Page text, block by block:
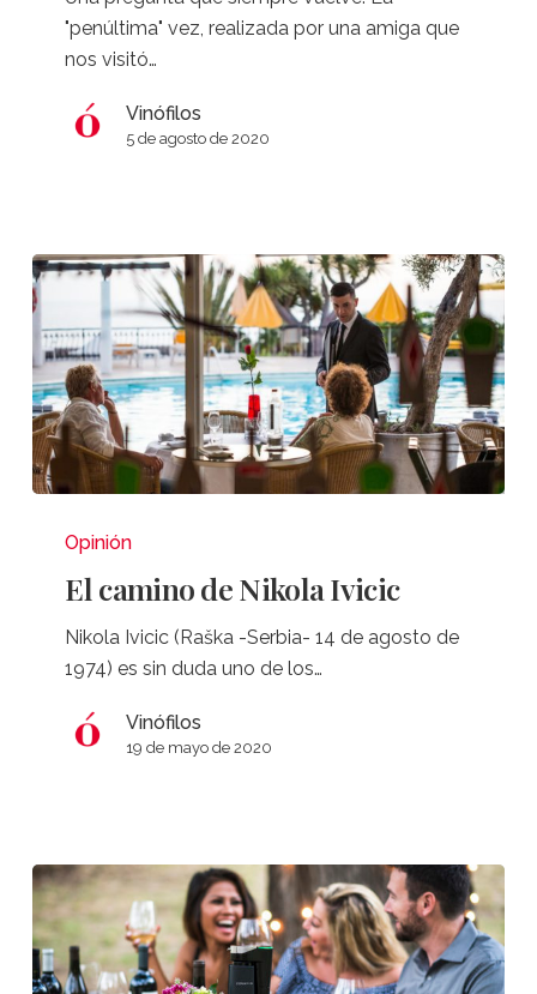
"penúltima" vez, realizada por una amiga que
nos visitó…
Vinófilos
5 de agosto de 2020
camino
Nikola
Ivicic
Opinión
El camino de Nikola Ivicic
Nikola Ivicic (Raška -Serbia- 14 de agosto de
1974) es sin duda uno de los…
Vinófilos
19 de mayo de 2020